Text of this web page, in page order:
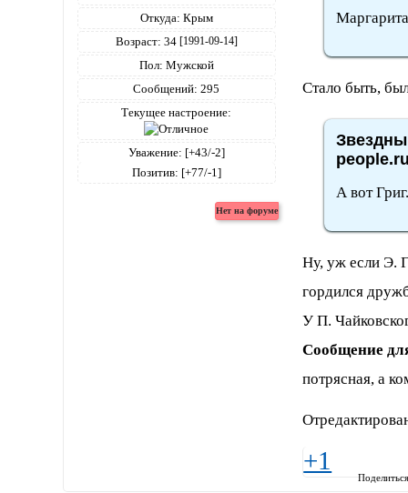
Откуда: Крым
Возраст: 34 [1991-09-14]
Пол: Мужской
Сообщений: 295
Текущее настроение:
Уважение: [+43/-2]
Позитив: [+77/-1]
Стало быть,
А вот
Ну, уж если Э.
гордился
У П.
Сообщение
потрясная, а
+1